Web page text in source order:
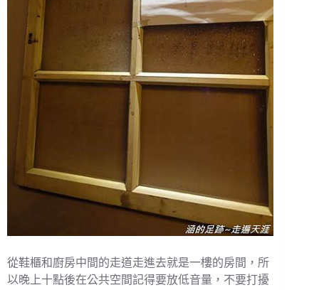
從鞋櫃和廚房中間的走道走進去就是一樓的房間，所
以晚上十點後在公共空間記得要放低音量，不要打擾